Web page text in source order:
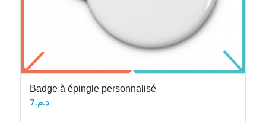
Badge à épingle personnalisé
د.م.7